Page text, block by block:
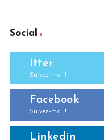
Social
itter
Suivez-moi !
Facebook
Suivez-moi !
Linkedin